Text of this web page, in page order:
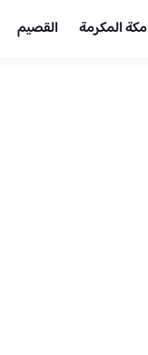
مكة المكرمة القصيم